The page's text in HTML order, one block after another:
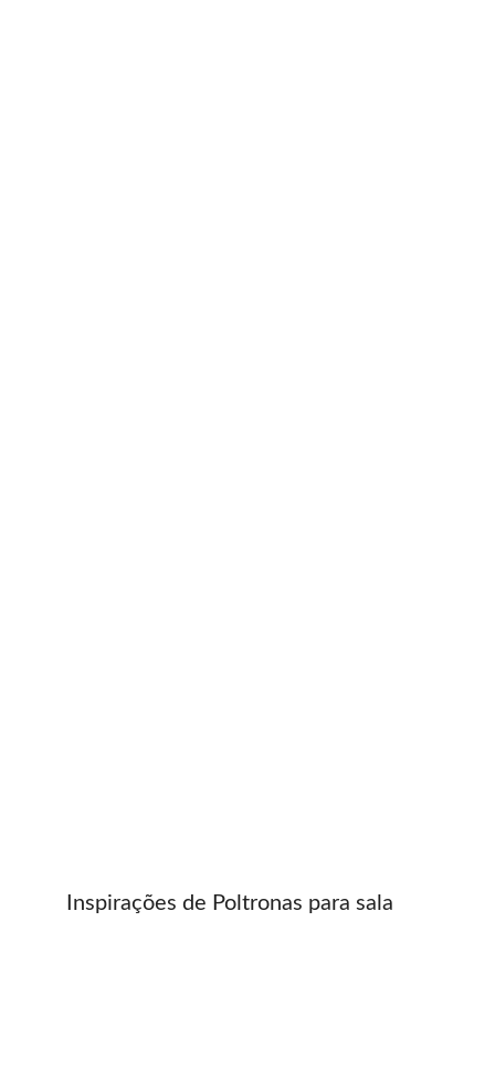
Inspirações de Poltronas para sala